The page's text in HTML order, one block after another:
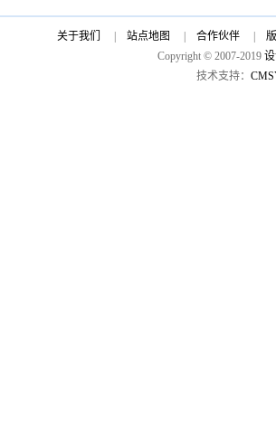
关于我们 |站点地图 |合作伙伴 |
Copyright © 2007-2019
技术支持：